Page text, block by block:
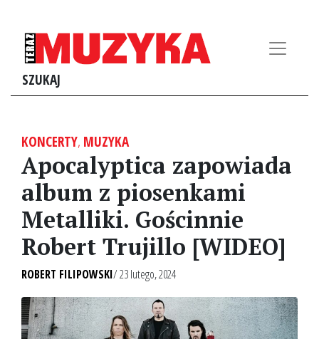
SZUKAJ
KONCERTY, MUZYKA
Apocalyptica zapowiada
album z piosenkami
Metalliki. Gościnnie
Robert Trujillo [WIDEO]
ROBERT FILIPOWSKI/ 23 lutego, 2024